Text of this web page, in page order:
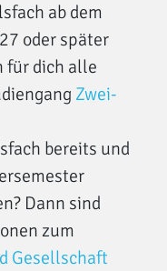
ab dem
oder später
für dich alle
Zwei-
bereits und
Dann sind
zum
Gesellschaft